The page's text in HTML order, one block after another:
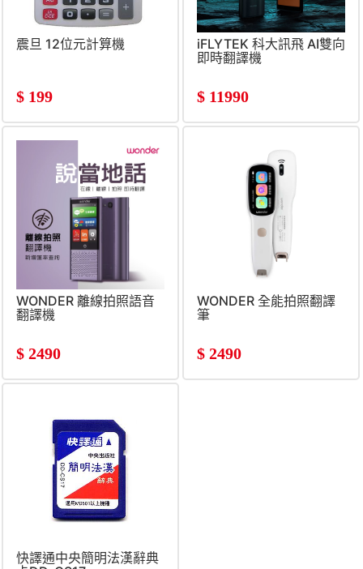
震旦 12位元計算機
$ 199
iFLYTEK 科大訊飛 AI雙向
即時翻譯機
$ 11990
WONDER 離線拍照語音
翻譯機
$ 2490
WONDER 全能拍照翻譯
筆
$ 2490
快譯通中央簡明法漢辭典